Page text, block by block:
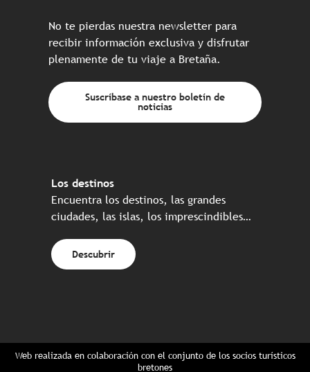
No te pierdas nuestra newsletter para
recibir información exclusiva y disfrutar
plenamente de tu viaje a Bretaña.
Suscríbase a nuestro boletín de
noticias
Los destinos
Encuentra los destinos, las grandes
ciudades, las islas, los imprescindibles…
Descubrir
Web realizada en colaboración con el conjunto de los socios turísticos
bretones